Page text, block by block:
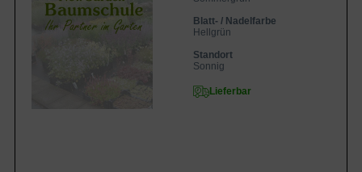
Blatt- / Nadelfarbe
Hellgrün
Standort
Sonnig
Lieferbar